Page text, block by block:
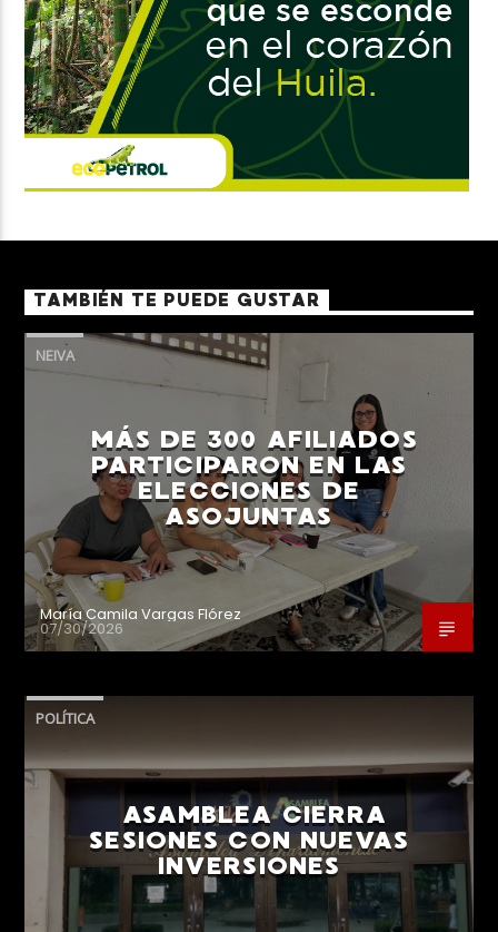
TAMBIÉN TE PUEDE GUSTAR
NEIVA
MÁS DE 300 AFILIADOS
PARTICIPARON EN LAS
ELECCIONES DE
ASOJUNTAS
María Camila Vargas Flórez
07/30/2026
POLÍTICA
ASAMBLEA CIERRA
SESIONES CON NUEVAS
INVERSIONES